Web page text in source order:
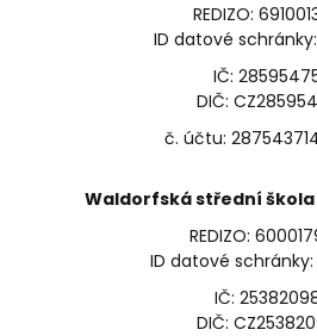
REDIZO:
ID datové
IČ:
DIČ:
č. účtu:
Waldorfská střední škola
REDIZO:
ID datové
IČ:
DIČ: